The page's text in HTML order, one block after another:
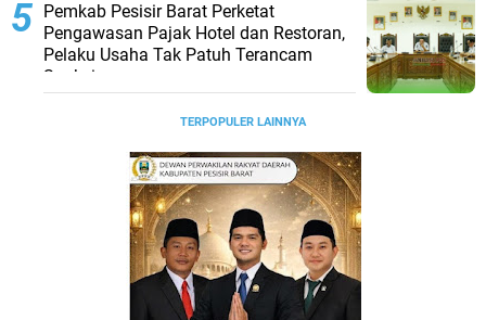
Pemkab Pesisir Barat Perketat
Pengawasan Pajak Hotel dan Restoran,
Pelaku Usaha Tak Patuh Terancam
Sanksi
TERPOPULER LAINNYA